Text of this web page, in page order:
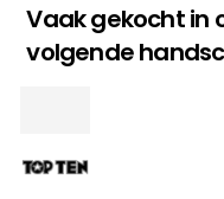
Vaak gekocht in
volgende